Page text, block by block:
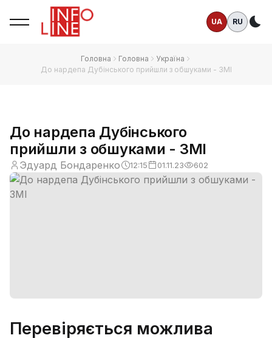
UA RU
Головна Головна
Україна
До нардепа Дубінського прийшли з обшуками - ЗМІ
До нардепа Дубінського
прийшли з обшуками - ЗМІ
Эдуард Бондаренко 12:15 01.11.23 602
Перевіряється можлива